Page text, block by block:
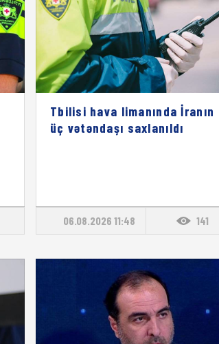
Tbilisi hava limanında İranın
üç vətəndaşı saxlanıldı
06.08.2026 11:48 141